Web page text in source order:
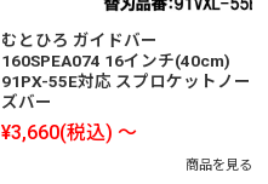
むとひろ ガイドバー
160SPEA074 16インチ(40cm)
91PX-55E対応 スプロケットノー
ズバー
¥3,660(税込) ～
商品を見る